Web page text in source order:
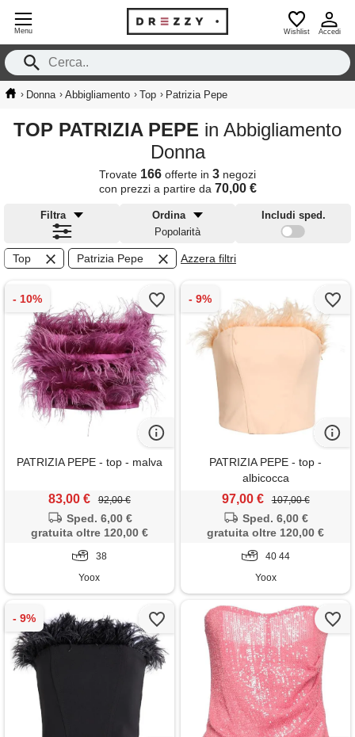
Menu Wishlist Accedi
› Donna › Abbigliamento › Top › Patrizia Pepe
TOP PATRIZIA PEPE in Abbigliamento
Donna
Trovate 166 offerte in 3 negozi
con prezzi a partire da 70,00 €
Filtra
Ordina
Popolarità
Includi sped.
Top Patrizia Pepe Azzera filtri
PATRIZIA PEPE - top - malva
83,00 € 92,00 €
Sped. 6,00 €
gratuita oltre 120,00 €
38
Yoox
PATRIZIA PEPE - top -
albicocca
97,00 € 107,00 €
Sped. 6,00 €
gratuita oltre 120,00 €
40 44
Yoox